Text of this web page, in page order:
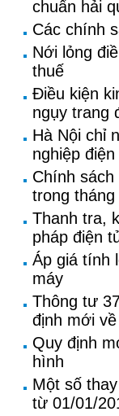
chuẩn hải
Các chính
Nới lỏng
thuế
Điều kiện
ngụy trang
Hà Nội chỉ
nghiệp
Chính
trong tháng
Thanh tra,
pháp điện
Áp giá tính
máy
Thông tư
định mới
Quy định
hình
Một số
từ 01/01/